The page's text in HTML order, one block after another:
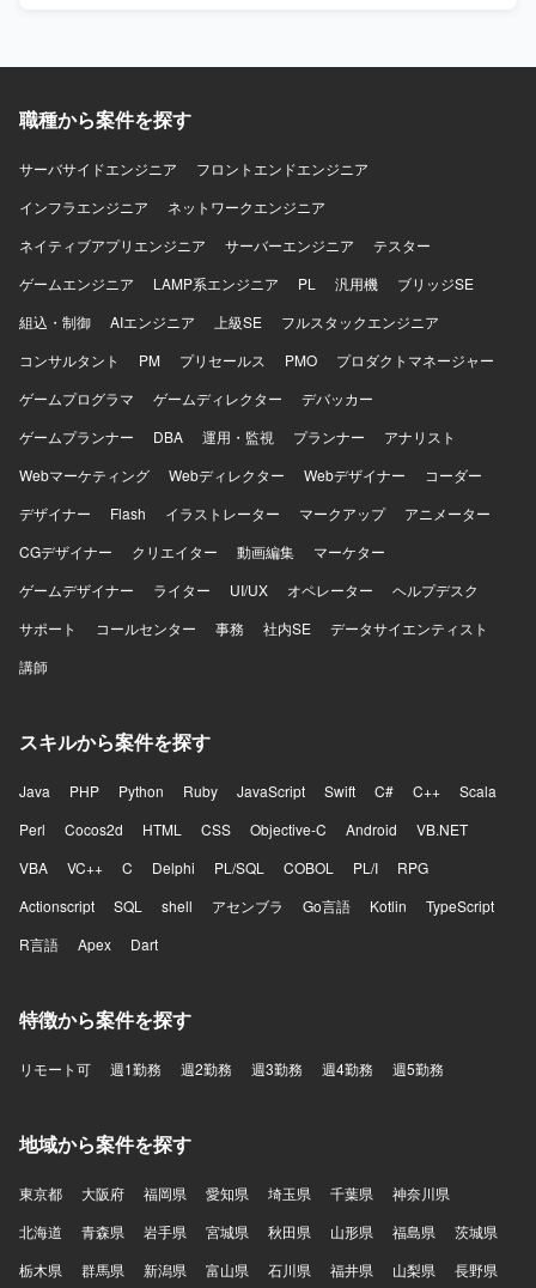
い視点での基盤設計や改善に携わることができます。 社内
SEチームの一員として、マネジメントや業務推進にも関わ
ができます。 【開発環境】 Windows/Linuxサーバを中心と
したインフラ環境にて、VMware/Hyper-Vによる仮想基盤や
ァイルサーバなどの基盤システムを取り扱う環境となって
おります。
待できるポジションです。 【開発環境】 OS：Windows
Server 運用・監視：JP1（Base、AJS3、PFM、NETM）
HULFT バックアップ：Windows標準、TSM
職種から案件を探す
サーバサイドエンジニア
フロントエンドエンジニア
インフラエンジニア
ネットワークエンジニア
ネイティブアプリエンジニア
サーバーエンジニア
テスター
ゲームエンジニア
LAMP系エンジニア PL 汎用機
ブリッジSE
組込・制御
AIエンジニア 上級SE
フルスタックエンジニア
コンサルタント
PM プリセールス PMO
プロダクトマネージャー
ゲームプログラマ
ゲームディレクター
デバッカー
ゲームプランナー
DBA 運用・監視 プランナー
アナリスト
Webマーケティング
Webディレクター Webデザイナー
コーダー
デザイナー
Flash イラストレーター マークアップ
アニメーター
CGデザイナー
クリエイター 動画編集
マーケター
ゲームデザイナー
ライター UI/UX オペレーター
ヘルプデスク
サポート
コールセンター 事務 社内SE
データサイエンティスト
講師
スキルから案件を探す
Java PHP Python Ruby JavaScript Swift C# C++
Scala
Perl
Cocos2d HTML CSS Objective-C Android
VB.NET
VBA
VC++ C Delphi PL/SQL COBOL PL/I
RPG
Actionscript
SQL shell アセンブラ Go言語 Kotlin
TypeScript
R言語
Apex Dart
特徴から案件を探す
リモート可 週1勤務 週2勤務 週3勤務 週4勤務 週5勤務
地域から案件を探す
東京都 大阪府 福岡県 愛知県 埼玉県 千葉県
神奈川県
北海道
青森県 岩手県 宮城県 秋田県 山形県 福島県
茨城県
栃木県
群馬県 新潟県 富山県 石川県 福井県 山梨県 長野県